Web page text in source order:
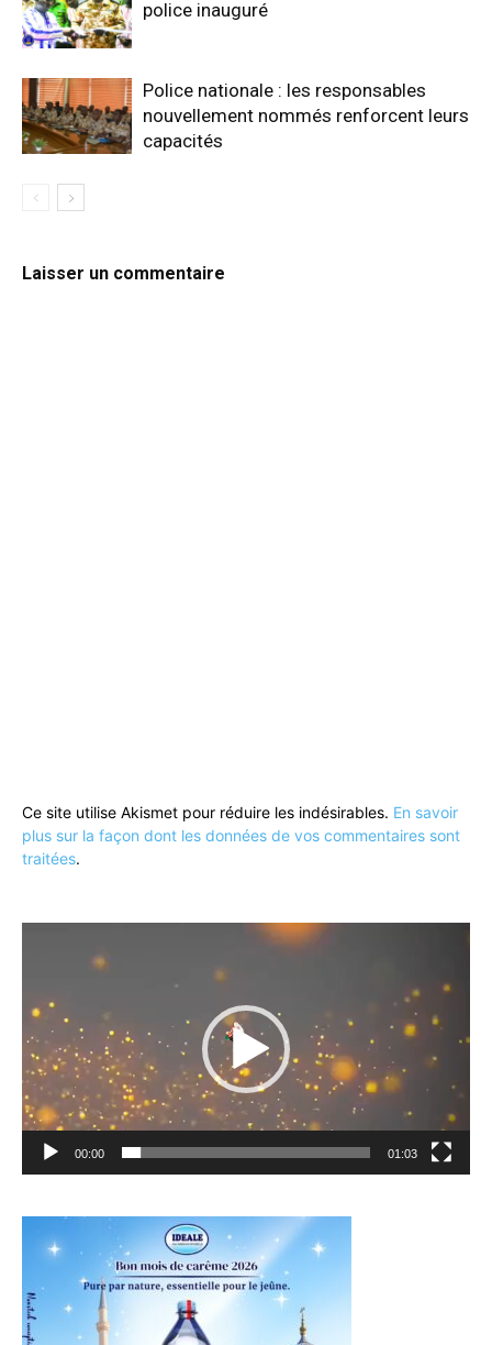
police inauguré
Police nationale : les responsables
nouvellement nommés renforcent leurs
capacités
Laisser un commentaire
Ce site utilise Akismet pour réduire les indésirables. En savoir
plus sur la façon dont les données de vos commentaires sont
traitées.
00:00 01:03